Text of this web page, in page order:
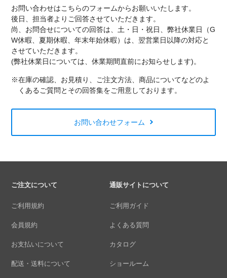
お問い合わせはこちらのフォームからお願いいたします。
後日、担当者よりご回答させていただきます。
尚、お問合せについての回答は、土・日・祝日、弊社休業日（G
W休暇、夏期休暇、年末年始休暇）は、翌営業日以降の対応と
させていただきます。
(弊社休業日については、休業期間直前にお知らせします)。
※在庫の確認、お見積り、ご注文方法、商品についてなどのよ
くあるご質問とその回答集をご用意しております。
お問い合わせフォーム
ご注文について
ご利用規約
会員規約
お支払いについて
配送・送料について
通販サイトについて
ご利用ガイド
よくある質問
カタログ
ショールーム